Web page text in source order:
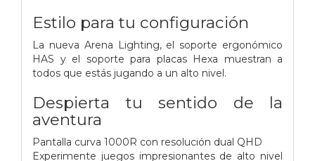
Estilo para tu configuración
La nueva Arena Lighting, el soporte ergonómico
HAS y el soporte para placas Hexa muestran a
todos que estás jugando a un alto nivel.
Despierta tu sentido de la
aventura
Pantalla curva 1000R con resolución dual QHD
Experimente juegos impresionantes de alto nivel